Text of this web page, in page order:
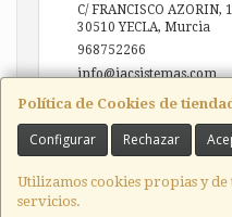
Política de Cookies de
Configurar Rechazar
Utilizamos cookies propias y
servicios.
C/ FRANCISCO AZORIN,
30510 YECLA, Murcia
968752266
info@iacsistemas.com
Horario